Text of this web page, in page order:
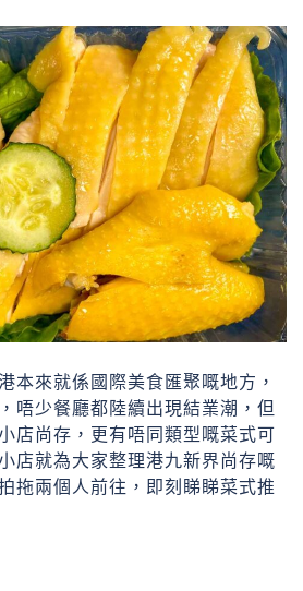
本來就係國際美食匯聚嘅地方，
唔少餐廳都陸續出現結業潮，但
店尚存，更有唔同類型嘅菜式可
店就為大家整理港九新界尚存嘅
拖兩個人前往，即刻睇睇菜式推